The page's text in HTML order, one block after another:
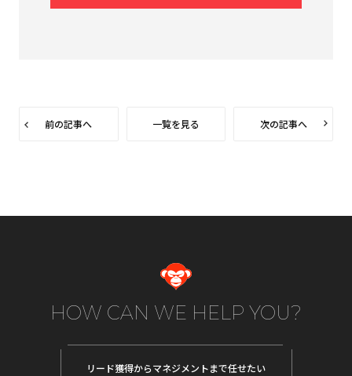
前の記事へ 一覧を見る 次の記事へ
HOW CAN WE HELP YOU?
リード獲得からマネジメントまで任せたい